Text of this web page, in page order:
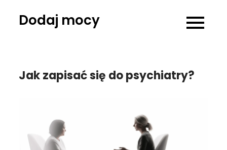
Dodaj mocy
Jak zapisać się do psychiatry?